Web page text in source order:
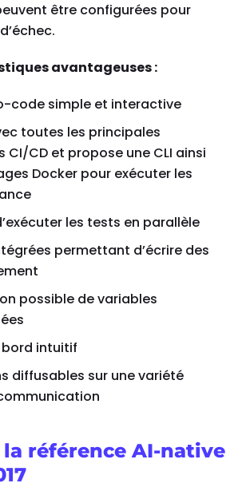
être configurées pour
avantageuses :
code simple et interactive
toutes les principales
CI/CD et propose une CLI ainsi
Docker pour exécuter les
les tests en parallèle
permettant d’écrire des
possible de variables
intuitif
diffusables sur une variété
la référence AI-native